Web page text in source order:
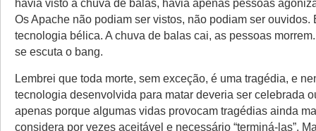
havia visto a chuva de balas, havia apenas pessoas
Os Apache não podiam ser vistos, não podiam ser ouvidos.
tecnologia bélica. A chuva de balas cai, as pessoas
se escuta o bang.
Lembrei que toda morte, sem exceção, é uma tragédia, e
tecnologia desenvolvida para matar deveria ser celebrada
apenas porque algumas vidas provocam tragédias ainda
considera por vezes aceitável e necessário “terminá-las”.